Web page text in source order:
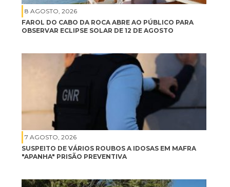
8 AGOSTO, 2026
FAROL DO CABO DA ROCA ABRE AO PÚBLICO PARA
OBSERVAR ECLIPSE SOLAR DE 12 DE AGOSTO
7 AGOSTO, 2026
SUSPEITO DE VÁRIOS ROUBOS A IDOSAS EM MAFRA
"APANHA" PRISÃO PREVENTIVA